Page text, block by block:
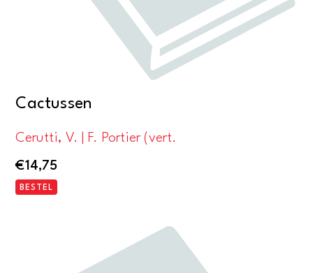
Cactussen
Cerutti, V. | F. Portier (vert.
€14,75
BESTEL